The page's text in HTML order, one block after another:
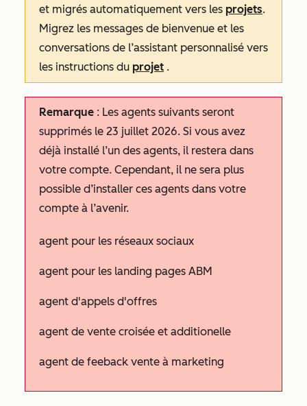
et migrés automatiquement vers les projets.
Migrez les messages de bienvenue et les
conversations de l’assistant personnalisé vers
les instructions du projet .
Remarque : Les agents suivants seront
supprimés le 23 juillet 2026. Si vous avez
déjà installé l’un des agents, il restera dans
votre compte. Cependant, il ne sera plus
possible d’installer ces agents dans votre
compte à l’avenir.
agent pour les réseaux sociaux
agent pour les landing pages ABM
agent d'appels d'offres
agent de vente croisée et additionelle
agent de feeback vente à marketing